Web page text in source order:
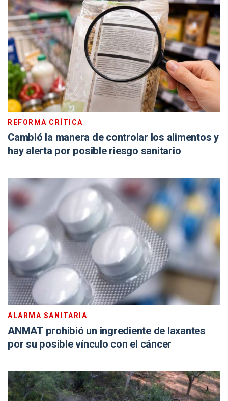
REFORMA CRÍTICA
Cambió la manera de controlar los alimentos y
hay alerta por posible riesgo sanitario
ALARMA SANITARIA
ANMAT prohibió un ingrediente de laxantes
por su posible vínculo con el cáncer